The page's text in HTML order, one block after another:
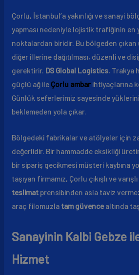
Çorlu, İstanbul’a yakınlığı ve sanayi
yapması nedeniyle lojistik trafiğinin en
noktalardan biridir. Bu bölgeden
diğer illerine dağıtılması, düzenli ve
gerektirir. DS Global Logistics, Trakya
güçlü ağ ile Çorlu ambarihtiyaçlarına
Günlük seferlerimiz sayesinde
beklemeden yola çıkar.
Bölgedeki fabrikalar ve atölyeler için
değerlidir. Bir hammadde eksikliği
bir sipariş gecikmesi müşteri kaybına
taşıyan firmamız, Çorlu çıkışlı ve
teslimatprensibinden asla taviz
araç filomuzla tam güvencealtında
Sanayinin Kalbi Gebze
Hizmet